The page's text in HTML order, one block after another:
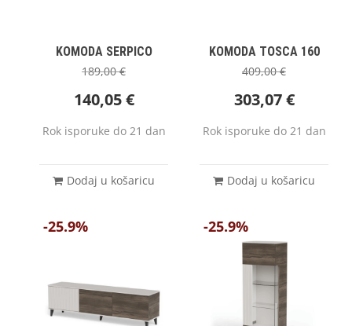
KOMODA SERPICO
189,00€
140,05€
Rok isporuke do 21 dan
Dodaj u košaricu
KOMODA TOSCA 160
409,00€
303,07€
Rok isporuke do 21 dan
Dodaj u košaricu
-25.9% -25.9%